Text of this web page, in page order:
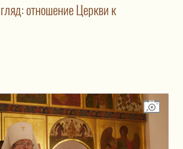
отношение Церкви к